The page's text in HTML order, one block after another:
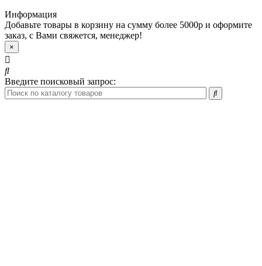
Информация
Добавьте товары в корзину на сумму более 5000р и оформите
заказ, с Вами свяжется, менеджер!
×
Введите поисковый запрос: